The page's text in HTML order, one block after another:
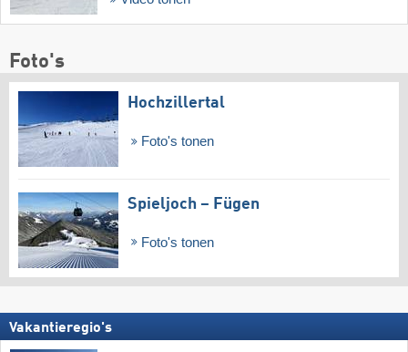
Foto's
Hochzillertal
Foto's tonen
Spieljoch – Fügen
Foto's tonen
Vakantieregio's